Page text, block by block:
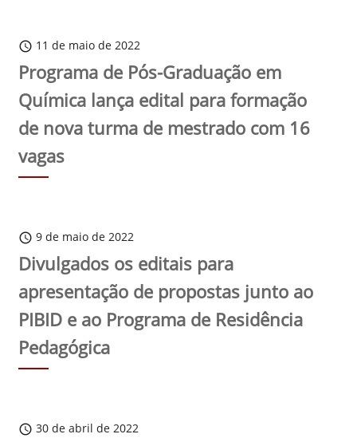
schedule 11 de maio de 2022
Programa de Pós-Graduação em
Química lança edital para formação
de nova turma de mestrado com 16
vagas
schedule 9 de maio de 2022
Divulgados os editais para
apresentação de propostas junto ao
PIBID e ao Programa de Residência
Pedagógica
schedule 30 de abril de 2022